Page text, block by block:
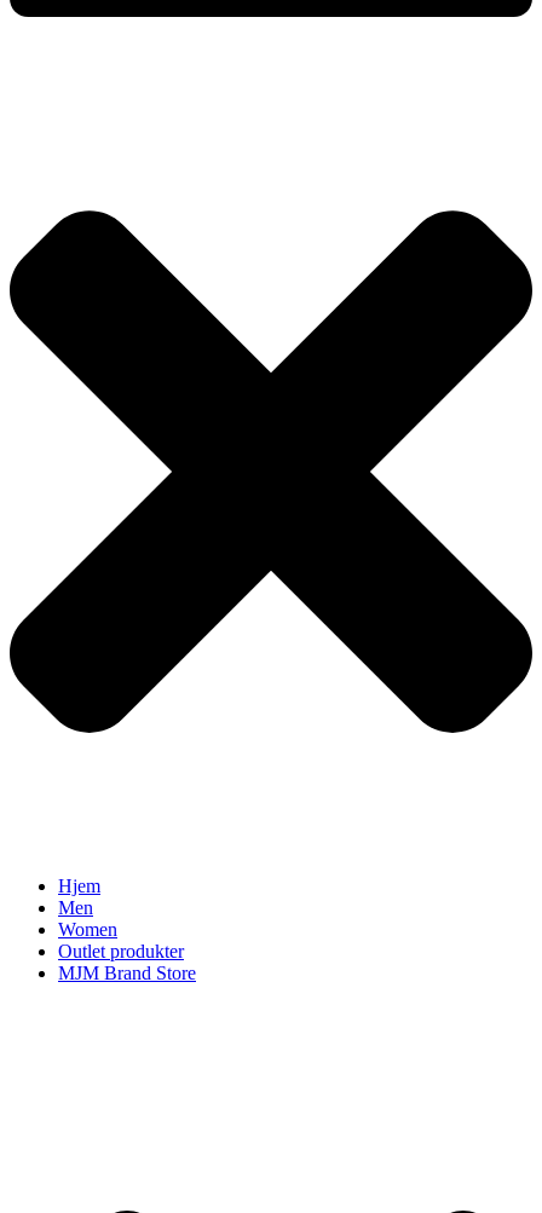
Hjem
Men
Women
Outlet produkter
MJM Brand Store